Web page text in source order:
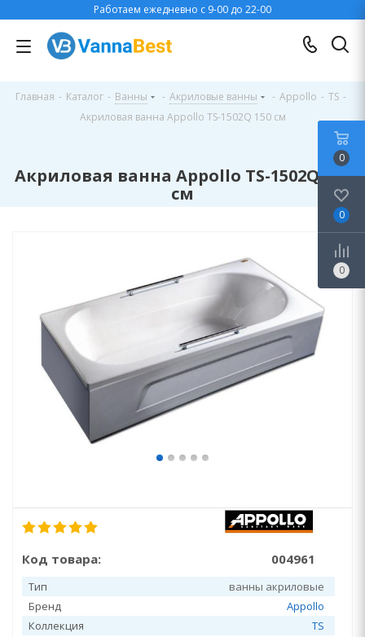
Работаем ежедневно с 9-00 до 22-00
Главная - Каталог - Ванны - Акриловые ванны - Appollo - TS -
Акриловая ванна Appollo TS-1502Q 150 см
Акриловая ванна Appollo TS-1502Q 150
см
Код товара: 004961
Тип
ванны акриловые
Бренд
Appollo
Коллекция
TS
0
0
0